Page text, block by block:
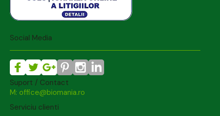
Social Media
Suport / Contact
M: office@biomania.ro
Serviciu clienti